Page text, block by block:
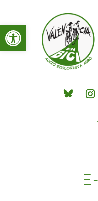
Obre la